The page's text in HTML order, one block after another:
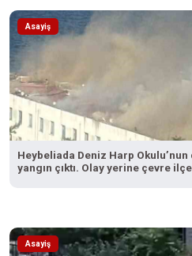
Asayiş
Heybeliada Deniz Harp Okulu’nun
yangın çıktı. Olay yerine çevre
Asayiş